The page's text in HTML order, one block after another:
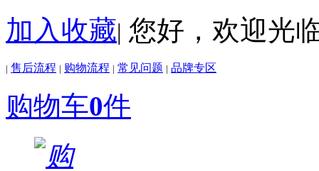
加入收藏| 您好，欢迎光
| 售后流程 | 购物流程 | 常见问题 | 品牌专区
购物车0件